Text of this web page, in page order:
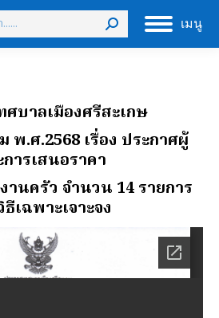
เมนู
ศบาลเมืองศรีสะเกษ
พ.ศ.2568 เรื่อง ประกาศผู้
ารเสนอราคา
นครัว จํานวน 14 รายการ
เฉพาะเจาะจง